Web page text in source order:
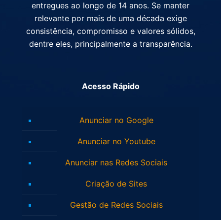
entregues ao longo de 14 anos. Se manter
relevante por mais de uma década exige
consistência, compromisso e valores sólidos,
dentre eles, principalmente a transparência.
Acesso Rápido
Anunciar no Google
Anunciar no Youtube
Anunciar nas Redes Sociais
Criação de Sites
Gestão de Redes Sociais